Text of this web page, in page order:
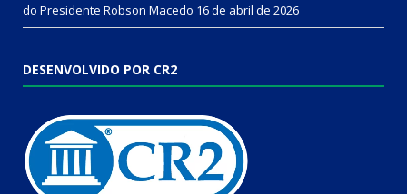
do Presidente Robson Macedo 16 de abril de 2026
DESENVOLVIDO POR CR2